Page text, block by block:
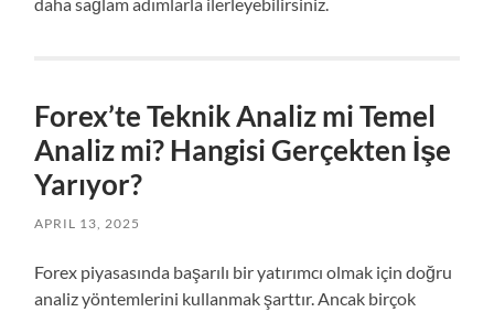
Forex’te Teknik Analiz mi Temel
Analiz mi? Hangisi Gerçekten İşe
Yarıyor?
APRIL 13, 2025
Forex piyasasında başarılı bir yatırımcı olmak için doğru
analiz yöntemlerini kullanmak şarttır. Ancak birçok